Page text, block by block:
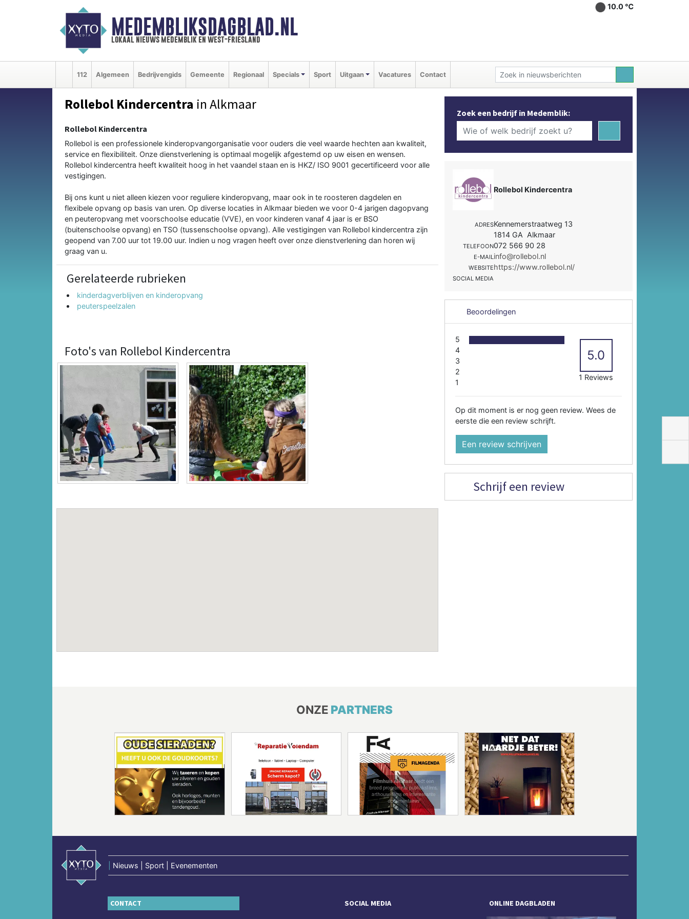
MEDEMBLIKSDAGBLAD.NL
lokaal nieuws medemblik en west-friesland
10.0 ℃
112 Algemeen Bedrijvengids Gemeente Regionaal Specials Sport Uitgaan Vacatures Contact
Rollebol Kindercentra in Alkmaar
Rollebol Kindercentra
Rollebol is een professionele kinderopvangorganisatie voor ouders die veel waarde hechten aan kwaliteit,
service en flexibiliteit. Onze dienstverlening is optimaal mogelijk afgestemd op uw eisen en wensen.
Rollebol kindercentra heeft kwaliteit hoog in het vaandel staan en is HKZ/ ISO 9001 gecertificeerd voor alle
vestigingen.
Bij ons kunt u niet alleen kiezen voor reguliere kinderopvang, maar ook in te roosteren dagdelen en
flexibele opvang op basis van uren. Op diverse locaties in Alkmaar bieden we voor 0-4 jarigen dagopvang
en peuteropvang met voorschoolse educatie (VVE), en voor kinderen vanaf 4 jaar is er BSO
(buitenschoolse opvang) en TSO (tussenschoolse opvang). Alle vestigingen van Rollebol kindercentra zijn
geopend van 7.00 uur tot 19.00 uur. Indien u nog vragen heeft over onze dienstverlening dan horen wij
graag van u.
Gerelateerde rubrieken
kinderdagverblijven en kinderopvang
peuterspeelzalen
Foto's van Rollebol Kindercentra
Zoek een bedrijf in Medemblik:
Rollebol Kindercentra
ADRESKennemerstraatweg 13
1814 GA Alkmaar
TELEFOON072 566 90 28
E-MAILinfo@rollebol.nl
WEBSITEhttps://www.rollebol.nl/
SOCIAL MEDIA
Beoordelingen
5
4
3
2
1
5.0
1 Reviews
Op dit moment is er nog geen review. Wees de
eerste die een review schrijft.
Een review schrijven
Schrijf een review
ONZE PARTNERS
Nieuws | Sport | Evenementen
CONTACT SOCIAL MEDIA ONLINE DAGBLADEN